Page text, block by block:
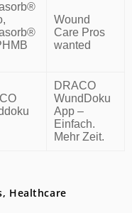
Wound
Care Pros
wanted
DRACO
WundDoku
App –
Einfach.
Mehr Zeit.
Healthcare